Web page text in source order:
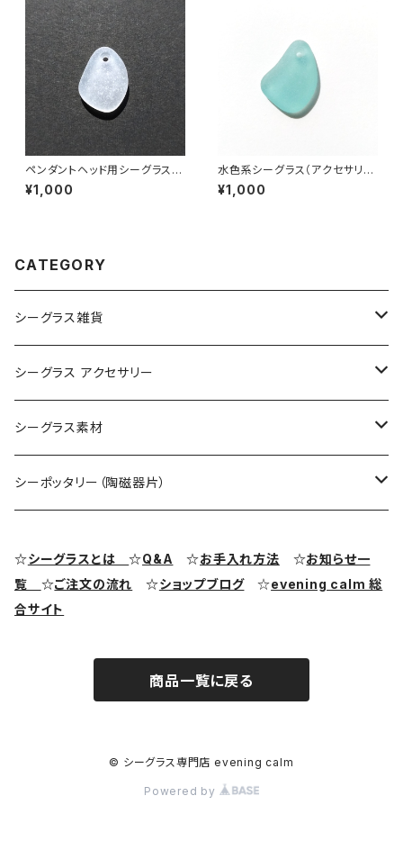
ペンダントヘッド用シーグラス素
材(白色) AS-13
¥1,000
水色系シーグラス（アクセサリー
用素材）AS-11
¥1,000
CATEGORY
シーグラス雑貨
コレクション用シーグラス
シーグラス オブジェ・置物
シーグラス アクセサリー
シーグラス ネックレス
シーグラス ペンダントヘッド（トップ）
シーグラス リング・指輪
シーグラス素材
アクセサリー用シーグラス
シーポッタリー（陶磁器片）
☆シーグラスとは☆Q&A ☆お手入れ方法 ☆お知らせ一
覧 ☆ご注文の流れ ☆ショップブログ ☆evening calm 総
合サイト
商品一覧に戻る
© シーグラス専門店 evening calm
Powered by